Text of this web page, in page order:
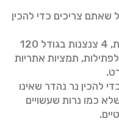
צריכים כדי להכין
הערכה מכילה שעוות דבורים, שמן זית, 4 צנצנות בגודל 120
4 מדבקות לפתילות, תמציות אתריות
להכין נר נהדר שאינו
כמו נרות שעשויים